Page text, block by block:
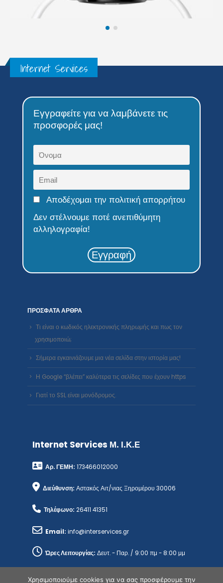
Internet Services
Εγγραφείτε για να λαμβάνετε τις
προσφορές μας!
Αποδέχομαι την πολιτική απορρήτου
Δεν στέλνουμε ποτέ ανεπιθύμητη
αλληλογραφία!
Εγγραφή
ΠΡΌΣΦΑΤΑ ΆΡΘΡΑ
Τι είναι ο κωδικός ηλεκτρονικής πληρωμής και πως τον
χρησιμοποιώ;
Σήμερα εγκαινιάζουμε μια νέα σελίδα στην ιστορία μας!
Η Google “βλέπει” καλύτερα τις σελίδες που έχουν https
Γιατί το SSL είναι μονόδρομος.
Internet Services Μ. Ι.Κ.Ε
Αρ. ΓΕΜΗ: 173466012000
Διεύθυνση: Αστακός Αιτ/νιας Ξηρομέρου 30006
Τηλέφωνο: 26411 41351
Email: info@interservices.gr
Ώρες Λειτουργίας: Δευτ. - Παρ. / 9:00 πμ - 8:00 μμ
Χρησιμοποιούμε cookies για να σας προσφέρουμε την